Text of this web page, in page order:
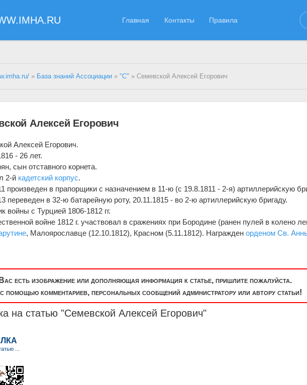
Главная Контакты Правила
» База знаний Ассоциации »"С" » Семевской Алексей Егорович
Алексей Егорович
Алексей Егорович.
- 26 лет.
сын отставного корнета.
2-й кадетский корпус.
произведен в прапорщики с назначением в 11-ю (с 19.8.1811 - 2-я) артиллерийскую
переведен в 32-ю батарейную роту, 20.11.1815 - во 2-ю артиллерийскую бригаду.
войны с Турцией 1806-1812 гг.
войне 1812 г. участвовал в сражениях при Бородине (ранен пулей в колено
, Малоярославце (12.10.1812), Красном (5.11.1812). Награжденорденом Св.
есть изображение или дополняющая информация к статье, пришлите пожалуйста.
помощью комментариев, персональных сообщений администратору или автору статьи!
на статью "Семевской Алексей Егорович"